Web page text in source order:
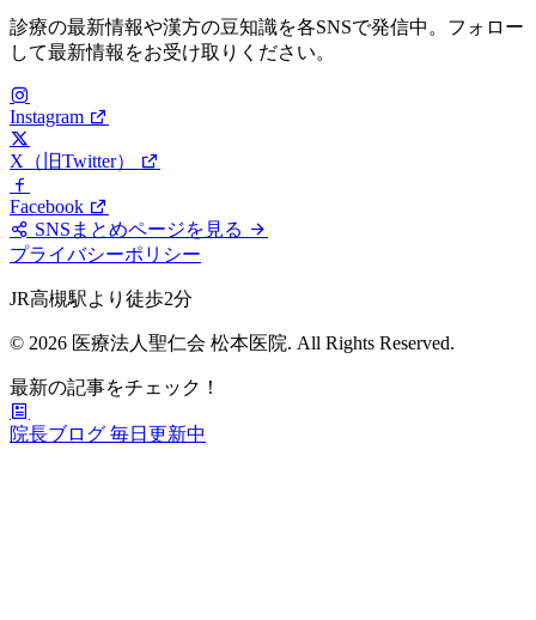
診療の最新情報や漢方の豆知識を各SNSで発信中。フォロー
して最新情報をお受け取りください。
Instagram
X（旧Twitter）
Facebook
SNSまとめページを見る
プライバシーポリシー
JR高槻駅より徒歩2分
© 2026 医療法人聖仁会 松本医院. All Rights Reserved.
最新の記事をチェック！
院長ブログ 毎日更新中